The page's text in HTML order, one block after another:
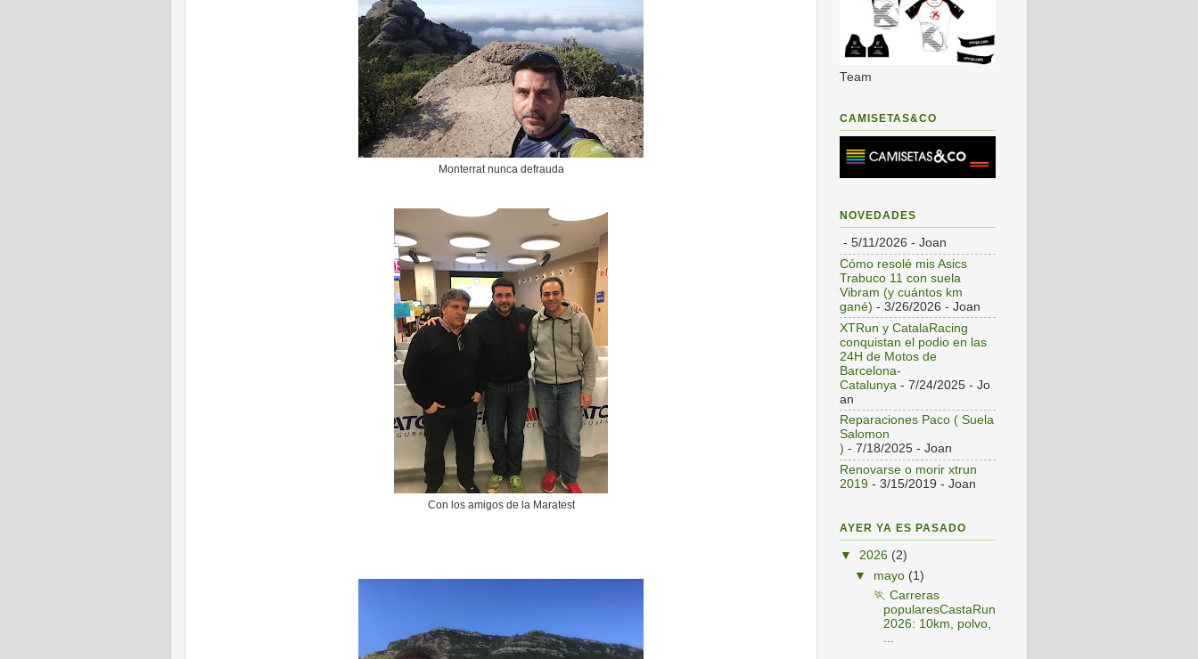
Monterrat nunca defrauda
Con los amigos de la Maratest
Team
CAMISETAS&CO
NOVEDADES
- 5/11/2026 - Joan
Cómo resolé mis Asics
Trabuco 11 con suela
Vibram (y cuántos km
gané) - 3/26/2026 - Joan
XTRun y CatalaRacing
conquistan el podio en las
24H de Motos de
Barcelona-
Catalunya - 7/24/2025 - Jo
an
Reparaciones Paco ( Suela
Salomon
) - 7/18/2025 - Joan
Renovarse o morir xtrun
2019 - 3/15/2019 - Joan
AYER YA ES PASADO
▼ 2026 (2)
▼ mayo (1)
🏃 Carreras
popularesCastaRun
2026: 10km, polvo,
...